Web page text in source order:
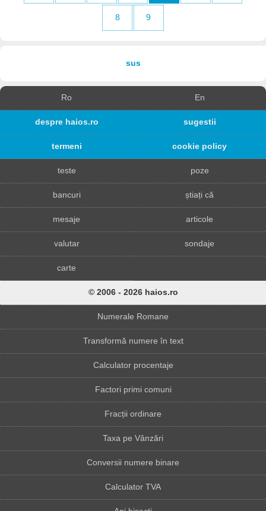
8 9
sus
Ro En
despre haios.ro sugestii
termeni cookie policy
teste poze
bancuri știați că
mesaje articole
valutar sondaje
carte
© 2006 - 2026 haios.ro
Numerale Romane
Transformă numere în text
Calculator procentaje
Factori primi comuni
Fracții ordinare
Taxa pe Vânzări
Conversii numere binare
Calculator TVA